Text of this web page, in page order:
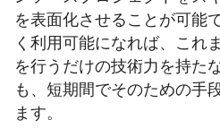
を表面化させることが可能で
く利用可能になれば、これ
を行うだけの技術力を持た
も、短期間でそのための手
ます。